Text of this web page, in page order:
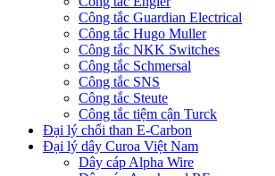
Công tắc Guardian Electrical
Công tắc Hugo Muller
Công tắc NKK Switches
Công tắc Schmersal
Công tắc SNS
Công tắc Steute
Công tắc tiệm cận Turck
Đại lý chổi than E-Carbon
Đại lý dây Curoa Việt Nam
Dây cáp Alpha Wire